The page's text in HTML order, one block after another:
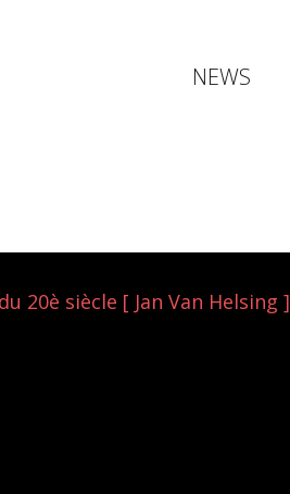
NEWS
20è siècle [ Jan Van Helsing ]